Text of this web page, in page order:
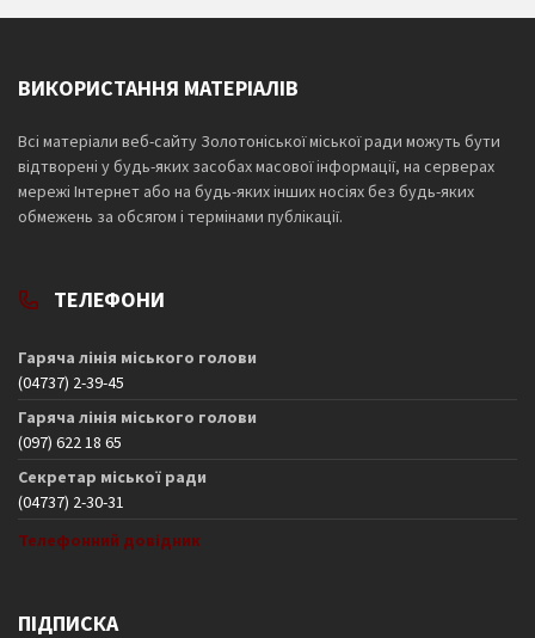
ВИКОРИСТАННЯ МАТЕРІАЛІВ
Всі матеріали веб-сайту Золотоніської міської ради можуть бути
відтворені у будь-яких засобах масової інформації, на серверах
мережі Інтернет або на будь-яких інших носіях без будь-яких
обмежень за обсягом і термінами публікації.
ТЕЛЕФОНИ
Гаряча лінія міського голови
(04737) 2-39-45
Гаряча лінія міського голови
(097) 622 18 65
Секретар міської ради
(04737) 2-30-31
Телефонний довідник
ПІДПИСКА